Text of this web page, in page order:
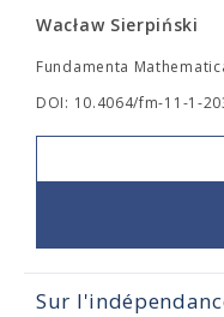
Wacław Sierpiński
Fundamenta
DOI: 10.4064/fm-11-1-
Sur